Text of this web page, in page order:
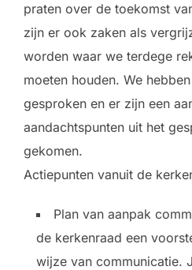
praten over de toekomst
zijn er ook zaken als
worden waar we terdege
moeten houden. We
gesproken en er zijn een
aandachtspunten uit het
gekomen.
Actiepunten vanuit de
Plan van aanpak
de kerkenraad een
wijze van communicatie.